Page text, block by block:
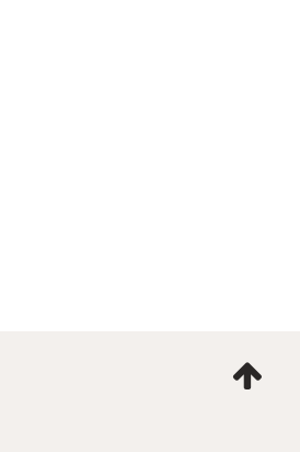
mig